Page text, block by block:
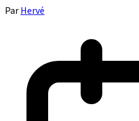
ParHervé